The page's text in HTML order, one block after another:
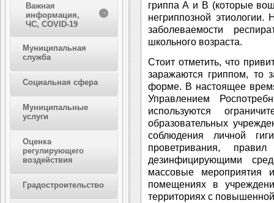
Важная
информация,
ЧС, COVID-19
Муниципальная
служба
Социальная сфера
Муниципальные
услуги
Оценка
регулирующего
воздействия
Градостроительство
гриппа А и В (которые
негриппозной
заболеваемости
школьного возраста.
Стоит отметить, что
заражаются гриппом, то
форме. В настоящее
Управлением
используются
образовательных
соблюдения личной
проветривания,
дезинфицирующими
массовые мероприятия
помещениях в
территориях с